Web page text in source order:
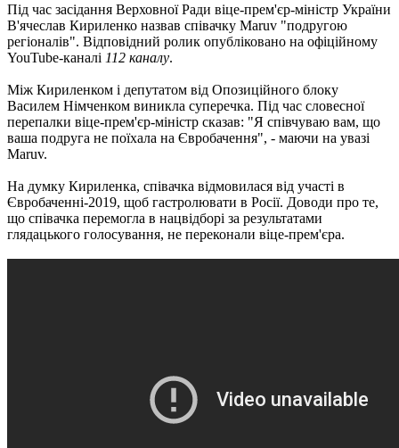
Під час засідання Верховної Ради віце-прем'єр-міністр України
В'ячеслав Кириленко назвав співачку Maruv "подругою
регіоналів". Відповідний ролик опубліковано на офіційному
YouTube-каналі 112 каналу.
Між Кириленком і депутатом від Опозиційного блоку
Василем Німченком виникла суперечка. Під час словесної
перепалки віце-прем'єр-міністр сказав: "Я співчуваю вам, що
ваша подруга не поїхала на Євробачення", - маючи на увазі
Maruv.
На думку Кириленка, співачка відмовилася від участі в
Євробаченні-2019, щоб гастролювати в Росії. Доводи про те,
що співачка перемогла в нацвідборі за результатами
глядацького голосування, не переконали віце-прем'єра.